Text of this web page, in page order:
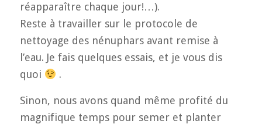
réapparaître chaque jour!…).
Reste à travailler sur le protocole de
nettoyage des nénuphars avant remise à
l’eau. Je fais quelques essais, et je vous dis
quoi
.
Sinon, nous avons quand même profité du
magnifique temps pour semer et planter